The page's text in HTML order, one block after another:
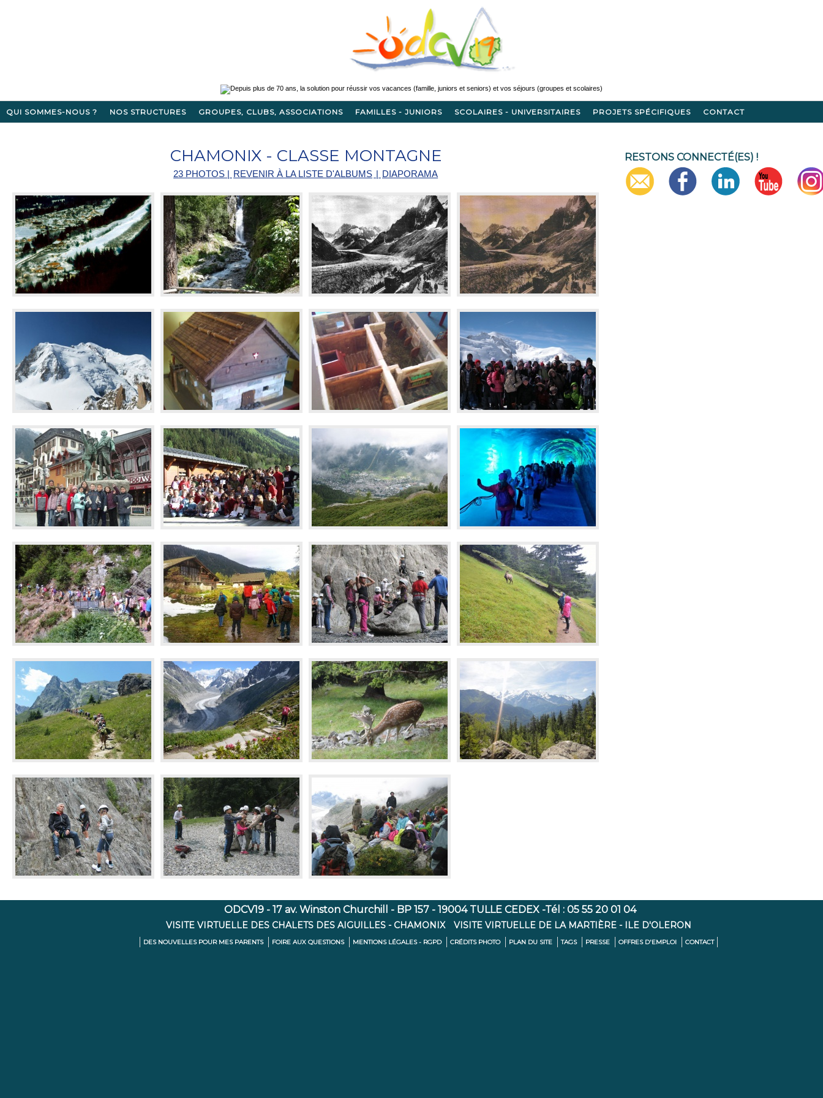
QUI SOMMES-NOUS ? NOS STRUCTURES GROUPES, CLUBS, ASSOCIATIONS FAMILLES - JUNIORS SCOLAIRES - UNIVERSITAIRES PROJETS SPÉCIFIQUES CONTACT
CHAMONIX - CLASSE MONTAGNE
23 PHOTOS | REVENIR À LA LISTE D'ALBUMS | DIAPORAMA
RESTONS CONNECTÉ(ES) !
ODCV19 - 17 av. Winston Churchill - BP 157 - 19004 TULLE CEDEX -Tél : 05 55 20 01 04
VISITE VIRTUELLE DES CHALETS DES AIGUILLES - CHAMONIX VISITE VIRTUELLE DE LA MARTIÈRE - ILE D'OLERON
DES NOUVELLES POUR MES PARENTS FOIRE AUX QUESTIONS MENTIONS LÉGALES - RGPD CRÉDITS PHOTO PLAN DU SITE TAGS PRESSE OFFRES D'EMPLOI CONTACT